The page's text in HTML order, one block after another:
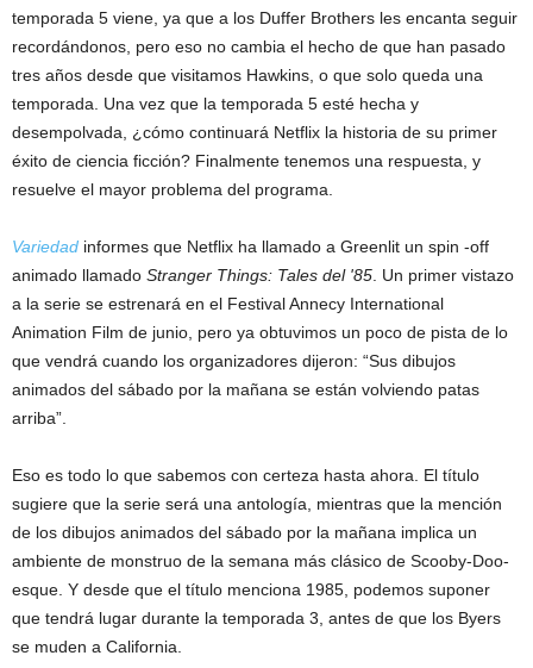
temporada 5 viene, ya que a los Duffer Brothers les encanta seguir
recordándonos, pero eso no cambia el hecho de que han pasado
tres años desde que visitamos Hawkins, o que solo queda una
temporada. Una vez que la temporada 5 esté hecha y
desempolvada, ¿cómo continuará Netflix la historia de su primer
éxito de ciencia ficción? Finalmente tenemos una respuesta, y
resuelve el mayor problema del programa.
Variedad informes que Netflix ha llamado a Greenlit un spin -off
animado llamado Stranger Things: Tales del '85 . Un primer vistazo
a la serie se estrenará en el Festival Annecy International
Animation Film de junio, pero ya obtuvimos un poco de pista de lo
que vendrá cuando los organizadores dijeron: “Sus dibujos
animados del sábado por la mañana se están volviendo patas
arriba”.
Eso es todo lo que sabemos con certeza hasta ahora. El título
sugiere que la serie será una antología, mientras que la mención
de los dibujos animados del sábado por la mañana implica un
ambiente de monstruo de la semana más clásico de Scooby-Doo-
esque. Y desde que el título menciona 1985, podemos suponer
que tendrá lugar durante la temporada 3, antes de que los Byers
se muden a California.